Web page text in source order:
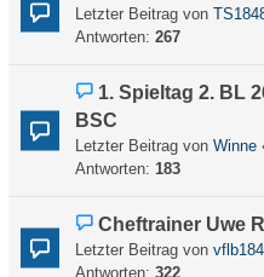
Letzter Beitrag von
Antworten: 267
1. Spieltag 2. BL
BSC
Letzter Beitrag von Winne
Antworten: 183
Cheftrainer Uwe
Letzter Beitrag von
Antworten: 322